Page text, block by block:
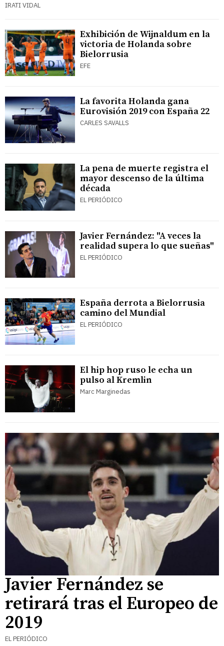
IRATI VIDAL
Exhibición de Wijnaldum en la
victoria de Holanda sobre
Bielorrusia
EFE
La favorita Holanda gana
Eurovisión 2019 con España 22
CARLES SAVALLS
La pena de muerte registra el
mayor descenso de la última
década
EL PERIÓDICO
Javier Fernández: "A veces la
realidad supera lo que sueñas"
EL PERIÓDICO
España derrota a Bielorrusia
camino del Mundial
EL PERIÓDICO
El hip hop ruso le echa un
pulso al Kremlin
Marc Marginedas
Javier Fernández se
retirará tras el Europeo de
2019
EL PERIÓDICO